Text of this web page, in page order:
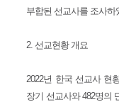
부합된 선교사를 조사하
2. 선교현황 개요
2022년 한국 선교사 현
장기 선교사와 482명의